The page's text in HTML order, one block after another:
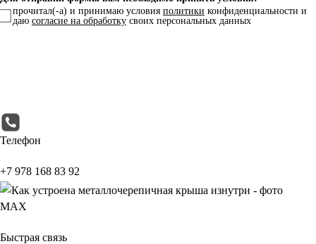
прочитал(-а) и принимаю условия политики конфиденциальности и
даю согласие на обработку своих персональных данных
Телефон
+7 978 168 83 92
МАХ
Быстрая связь